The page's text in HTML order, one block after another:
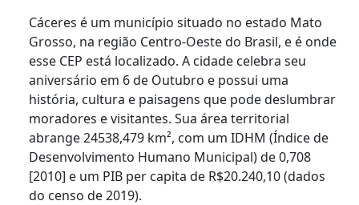
Cáceres é um município situado no estado Mato
Grosso, na região Centro-Oeste do Brasil, e é onde
esse CEP está localizado. A cidade celebra seu
aniversário em 6 de Outubro e possui uma
história, cultura e paisagens que pode deslumbrar
moradores e visitantes. Sua área territorial
abrange 24538,479 km², com um IDHM (Índice de
Desenvolvimento Humano Municipal) de 0,708
[2010] e um PIB per capita de R$20.240,10 (dados
do censo de 2019).